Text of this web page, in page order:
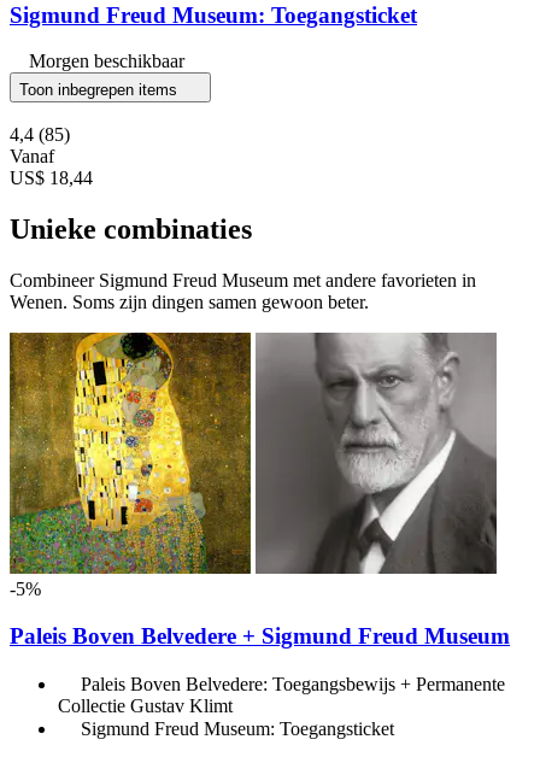
Sigmund Freud Museum: Toegangsticket
Morgen beschikbaar
Toon inbegrepen items
4,4 (85)
Vanaf
US$ 18,44
Unieke combinaties
Combineer Sigmund Freud Museum met andere favorieten in
Wenen. Soms zijn dingen samen gewoon beter.
-5%
Paleis Boven Belvedere + Sigmund Freud Museum
Paleis Boven Belvedere: Toegangsbewijs + Permanente
Collectie Gustav Klimt
Sigmund Freud Museum: Toegangsticket